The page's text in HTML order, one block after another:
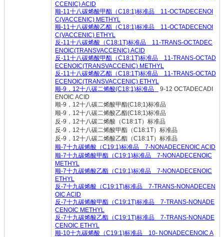
CCENIC) ACID
顺-11十八碳烯酸甲酯（C18:1)标准品 11-OCTADECENOI
C(VACCENIC) METHYL
顺-11十八碳烯酸乙酯（C18:1)标准品 11-OCTADECENOI
C(VACCENIC) ETHYL
反-11十八碳烯酸（C18:1T)标准品 11-TRANS-OCTADEC
ENOIC(TRANSVACCENIC) ACID
反-11十八碳烯酸甲酯（C18:1T)标准品 11-TRANS-OCTAD
ECENOIC(TRANSVACCENIC) METHYL
反-11十八碳烯酸乙酯（C18:1T)标准品 11-TRANS-OCTAD
ECENOIC(TRANSVACCENIC) ETHYL
顺-9，12十八碳二烯酸(C18;1)标准品
9-12 OCTADECADI
ENOIC ACID
顺-9，12十八碳二烯酸甲酯(C18;1)标准品
顺-9，12十八碳二烯酸乙酯(C18;1)标准品
反-9，12十八碳二烯酸（C18:1T）标准品
反-9，12十八碳二烯酸甲酯（C18:1T）标准品
反-9，12十八碳二烯酸乙酯（C18:1T）标准品
顺-7十九碳烯酸（C19:1)标准品 7-NONADECENOIC ACID
顺-7十九碳烯酸甲酯（C19:1)标准品 7-NONADECENOIC
METHYL
顺-7十九碳烯酸乙酯（C19:1)标准品 7-NONADECENOIC
ETHYL
反-7十九碳烯酸（C19:1T)标准品 7-TRANS-NONADECEN
OIC ACID
反-7十九碳烯酸甲酯（C19:1T)标准品 7-TRANS-NONADE
CENOIC METHYL
反-7十九碳烯酸乙酯（C19:1T)标准品 7-TRANS-NONADE
CENOIC ETHYL
顺-10十九碳烯酸（C19:1)标准品 10- NONADECENOIC A